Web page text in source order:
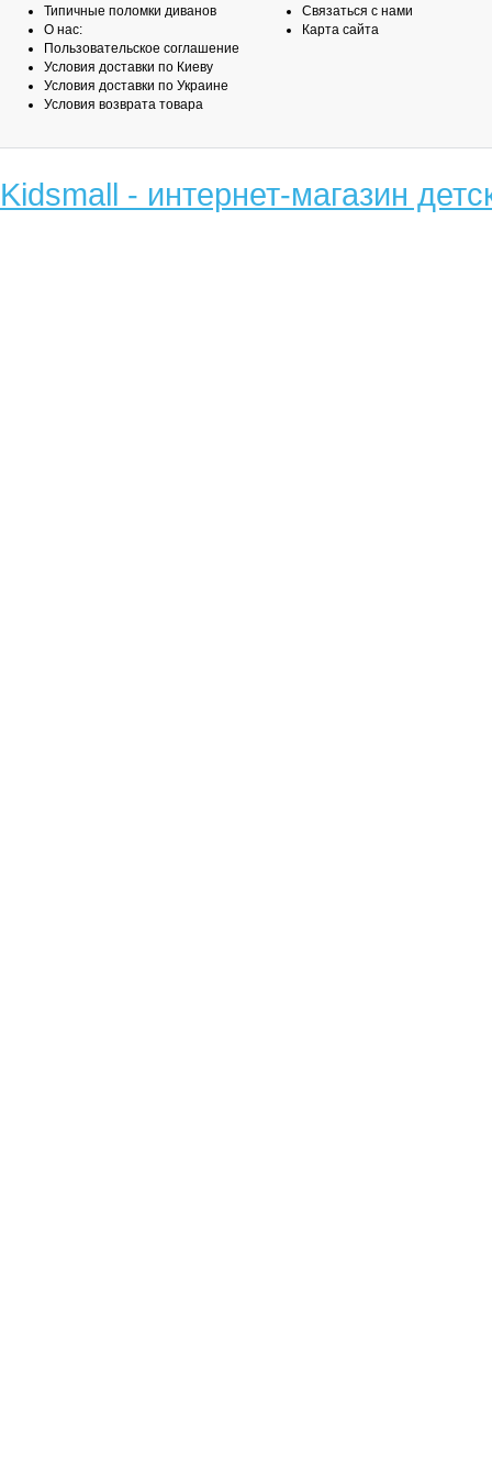
Типичные поломки диванов
О нас:
Пользовательское соглашение
Условия доставки по Киеву
Условия доставки по Украине
Условия возврата товара
Связаться с нами
Карта сайта
Kidsmall - интернет-магазин